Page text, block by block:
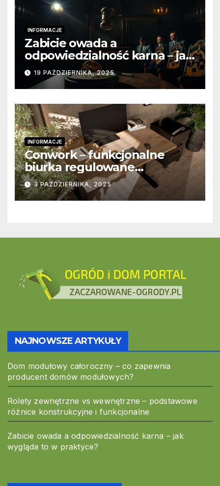
INFORMACJE
Zabicie owada a
odpowiedzialność karna – jak
wygląda to w praktyce?
19 PAŹDZIERNIKA, 2025
INFORMACJE
Conwork – funkcjonalne
biurka regulowane
stworzone z myślą o
nowoczesnych
przestrzeniach pracy
3 PAŹDZIERNIKA, 2025
NAJNOWSZE ARTYKUŁY
Dom modułowy całoroczny – co zapewnia
producent domów modułowych?
Rolety zewnętrzne vs wewnętrzne – podstawowe
różnice konstrukcyjne i funkcjonalne
Zabicie owada a odpowiedzialność karna – jak
wygląda to w praktyce?